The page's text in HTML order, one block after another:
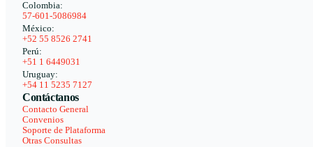
Colombia:
57-601-5086984
México:
+52 55 8526 2741
Perú:
+51 1 6449031
Uruguay:
+54 11 5235 7127
Contáctanos
Contacto General
Convenios
Soporte de Plataforma
Otras Consultas